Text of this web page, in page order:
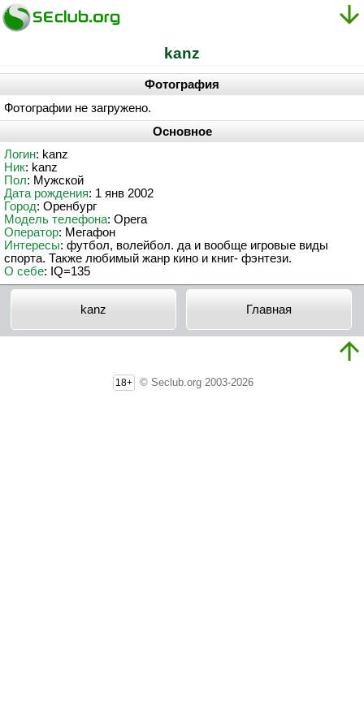
kanz
Фотография
Фотографии не загружено.
Основное
Логин: kanz
Ник: kanz
Пол: Мужской
Дата рождения: 1 янв 2002
Город: Оренбург
Модель телефона: Opera
Оператор: Мегафон
Интересы: футбол, волейбол. да и вообще игровые виды
спорта. Также любимый жанр кино и книг- фэнтези.
О себе: IQ=135
kanz Главная
18+ © Seclub.org 2003-2026